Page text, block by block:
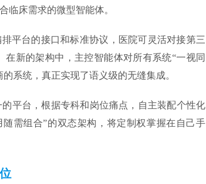
临床需求的微型智能体。
平台的接口和标准协议，医院可灵活对接第三
新的架构中，主控智能体对所有系统“一视同
系统，真正实现了语义级的无缝集成。
的平台，根据专科和岗位痛点，自主装配个性化
需组合”的双态架构，将定制权掌握在自己手